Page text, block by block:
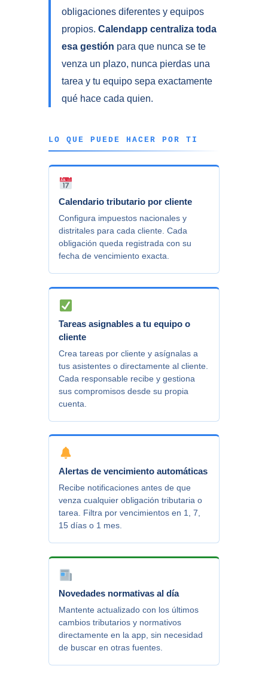
obligaciones diferentes y equipos
propios.Calendapp centraliza toda
esa gestión para que nunca se te
venza un plazo, nunca pierdas una
tarea y tu equipo sepa exactamente
qué hace cada quien.
LO QUE PUEDE HACER POR TI
Calendario tributario por cliente
Configura impuestos nacionales y
distritales para cada cliente. Cada
obligación queda registrada con su
fecha de vencimiento exacta.
Tareas asignables a tu equipo o
cliente
Crea tareas por cliente y asígnalas a
tus asistentes o directamente al cliente.
Cada responsable recibe y gestiona
sus compromisos desde su propia
cuenta.
Alertas de vencimiento automáticas
Recibe notificaciones antes de que
venza cualquier obligación tributaria o
tarea. Filtra por vencimientos en 1, 7,
15 días o 1 mes.
Novedades normativas al día
Mantente actualizado con los últimos
cambios tributarios y normativos
directamente en la app, sin necesidad
de buscar en otras fuentes.